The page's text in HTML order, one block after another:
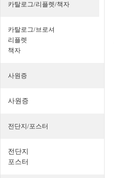
카탈로그/리플렛/책자
카탈로그/브로셔
리플렛
책자
사원증
사원증
전단지/포스터
전단지
포스터